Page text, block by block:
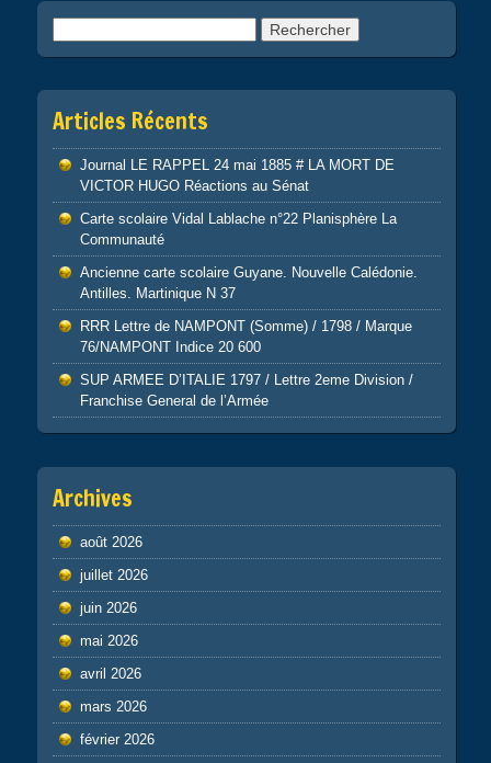
Articles Récents
Journal LE RAPPEL 24 mai 1885 # LA MORT DE
VICTOR HUGO Réactions au Sénat
Carte scolaire Vidal Lablache n°22 Planisphère La
Communauté
Ancienne carte scolaire Guyane. Nouvelle Calédonie.
Antilles. Martinique N 37
RRR Lettre de NAMPONT (Somme) / 1798 / Marque
76/NAMPONT Indice 20 600
SUP ARMEE D’ITALIE 1797 / Lettre 2eme Division /
Franchise General de l’Armée
Archives
août 2026
juillet 2026
juin 2026
mai 2026
avril 2026
mars 2026
février 2026